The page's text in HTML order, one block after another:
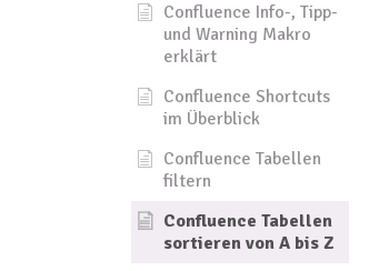
Confluence Info-, Tipp-
und Warning Makro
erklärt
Confluence Shortcuts
im Überblick
Confluence Tabellen
filtern
Confluence Tabellen
sortieren von A bis Z